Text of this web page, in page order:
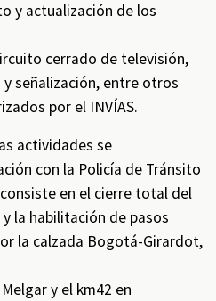
y actualización de los
cerrado de televisión,
señalización, entre otros
por el INVÍAS.
actividades se
con la Policía de Tránsito
en el cierre total del
la habilitación de pasos
la calzada Bogotá-Girardot,
y el km42 en